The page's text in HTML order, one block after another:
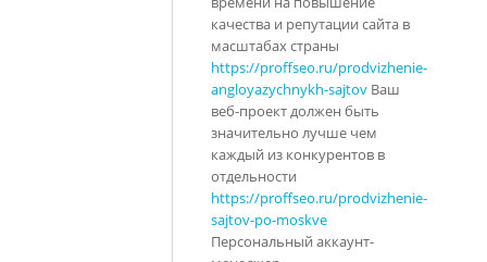
качества и репутации сайта в
масштабах страны
https://proffseo.ru/prodvizhenie-
angloyazychnykh-sajtov Ваш
веб-проект должен быть
значительно лучше чем
каждый из конкурентов в
отдельности
https://proffseo.ru/prodvizhenie-
sajtov-po-moskve
Персональный аккаунт-